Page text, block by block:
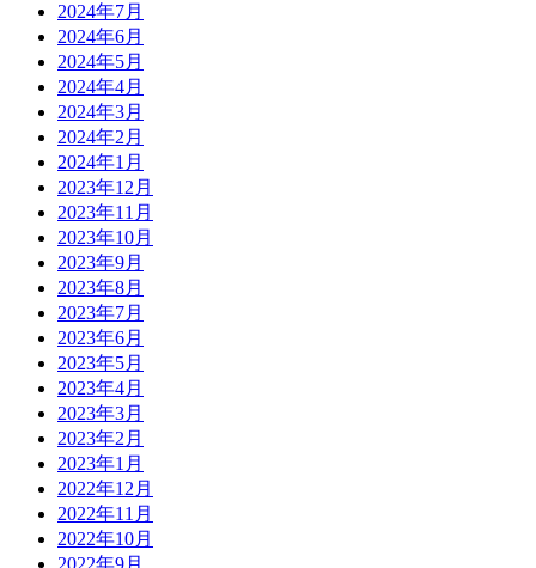
2024年7月
2024年6月
2024年5月
2024年4月
2024年3月
2024年2月
2024年1月
2023年12月
2023年11月
2023年10月
2023年9月
2023年8月
2023年7月
2023年6月
2023年5月
2023年4月
2023年3月
2023年2月
2023年1月
2022年12月
2022年11月
2022年10月